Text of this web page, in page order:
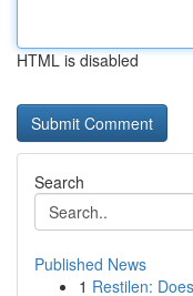
HTML is disabled
Search
Published News
1 Restilen: